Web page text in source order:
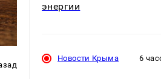
энергии
Новости Крыма 6